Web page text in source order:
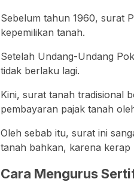
Sebelum tahun 1960, surat
kepemilikan tanah.
Setelah Undang-Undang
tidak berlaku lagi.
Kini, surat tanah tradisional
pembayaran pajak tanah
Oleh sebab itu, surat ini
tanah bahkan, karena kerap
Cara Mengurus